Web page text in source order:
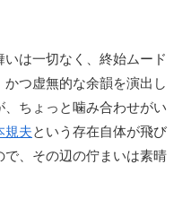
は一切なく、終始ムード
つ虚無的な余韻を演出し
ちょっと噛み合わせがい
規夫という存在自体が飛び
、その辺の佇まいは素晴